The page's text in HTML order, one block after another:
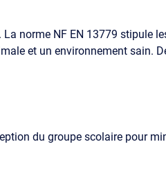
norme NF EN 13779 stipule
et un environnement sain.
du groupe scolaire pour